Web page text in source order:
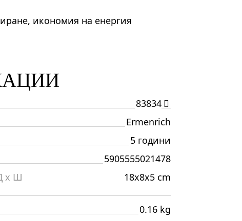
икономия на енергия
83834
Ermenrich
5 години
5905555021478
x Ш
18x8x5 cm
0.16 kg